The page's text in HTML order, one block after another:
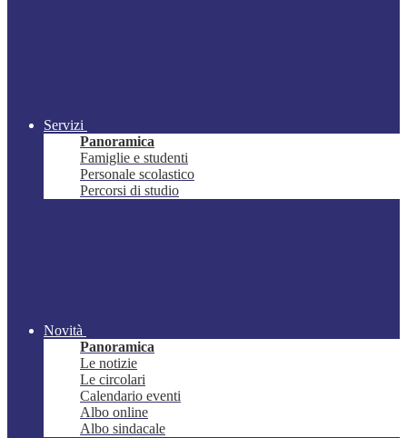
Servizi
Panoramica
Famiglie e studenti
Personale scolastico
Percorsi di studio
Novità
Panoramica
Le notizie
Le circolari
Calendario eventi
Albo online
Albo sindacale